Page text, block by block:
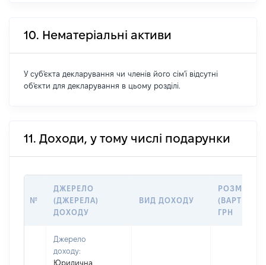
10. Нематеріальні активи
У суб'єкта декларування чи членів його сім'ї відсутні
об'єкти для декларування в цьому розділі.
11. Доходи, у тому числі подарунки
№
ДЖЕРЕЛО
(ДЖЕРЕЛА)
ДОХОДУ
ВИД ДОХОДУ
РОЗМІР
(ВАРТІСТЬ),
ГРН
Джерело
доходу:
Юридична